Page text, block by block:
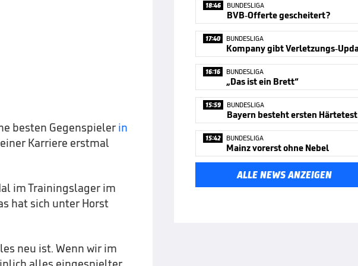
besten Gegenspieler in
Karriere erstmal
im Trainingslager im
hat sich unter Horst
neu ist. Wenn wir im
18:46 BUNDESLIGA
BVB-Offerte gescheitert?
17:40 BUNDESLIGA
16:16 BUNDESLIGA
„Das ist ein Brett“
15:59 BUNDESLIGA
Bayern besteht ersten Härtetest
15:42 BUNDESLIGA
Mainz vorerst ohne Nebel
ALLE NEWS ANZEIGEN